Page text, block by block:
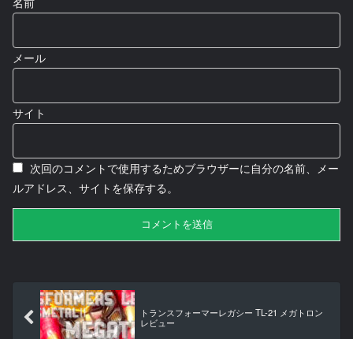
メール
サイト
次回のコメントで使用するためブラウザーに自分の名前、メー
ルアドレス、サイトを保存する。
トランスフォーマーレガシー TL-21 メガトロン
レビュー